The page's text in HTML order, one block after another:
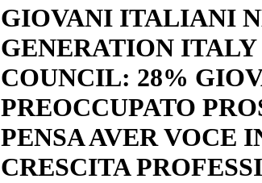
GIOVANI ITALIANI
GENERATION
COUNCIL: 28%
PREOCCUPATO
PENSA AVER VOCE
CRESCITA